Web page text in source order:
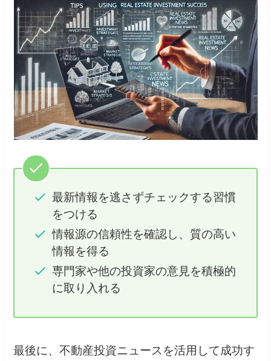
最新情報を逃さずチェックする習慣
をつける
情報源の信頼性を確認し、質の高い
情報を得る
専門家や他の投資家の意見を積極的
に取り入れる
最後に、不動産投資ニュースを活用して成功す